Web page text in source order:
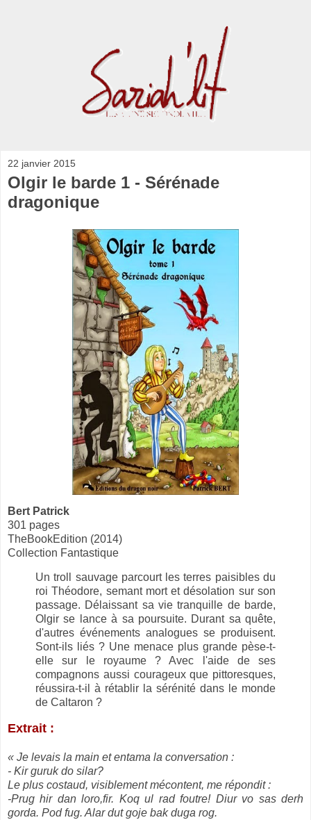
22 janvier 2015
Olgir le barde 1 - Sérénade
dragonique
Bert Patrick
301 pages
TheBookEdition (2014)
Collection Fantastique
Un troll sauvage parcourt les terres paisibles du
roi Théodore, semant mort et désolation sur son
passage. Délaissant sa vie tranquille de barde,
Olgir se lance à sa poursuite. Durant sa quête,
d'autres événements analogues se produisent.
Sont-ils liés ? Une menace plus grande pèse-t-
elle sur le royaume ? Avec l'aide de ses
compagnons aussi courageux que pittoresques,
réussira-t-il à rétablir la sérénité dans le monde
de Caltaron ?
Extrait :
« Je levais la main et entama la conversation :
- Kir guruk do silar?
Le plus costaud, visiblement mécontent, me répondit :
-Prug hir dan loro,fir. Koq ul rad foutre! Diur vo sas derh
gorda. Pod fug. Alar dut goje bak duga rog.